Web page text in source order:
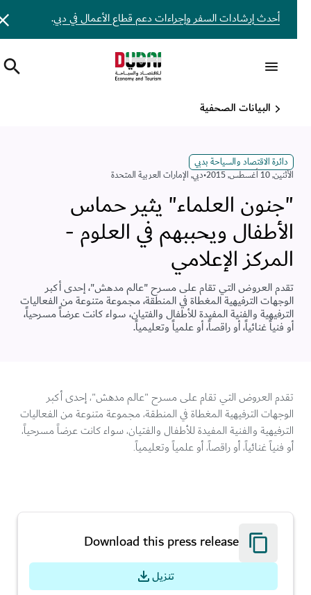
أحدث إرشادات السفر وإجراءات دعم قطاع الأعمال في دبي.
البيانات الصحفية
دائرة الاقتصاد والسياحة بدبي
اﻷثنين, 10 أغسطس, 2015
•دبي,الإمارات العربية المتحدة
"جنون العلماء" يثير حماس
الأطفال ويحببهم في العلوم -
المركز الإعلامي
تقدم العروض التي تقام على مسرح "عالم مدهش"، إحدى أكبر
الوجهات الترفيهية المغطاة في المنطقة، مجموعة متنوعة من الفعاليات
الترفيهية والفنية المفيدة للأطفال والفتيان، سواء كانت عرضاً مسرحياً،
أو فنياً غنائياً، أو راقصاً، أو علمياً وتعليمياً.
تقدم العروض التي تقام على مسرح "عالم مدهش"، إحدى أكبر
الوجهات الترفيهية المغطاة في المنطقة، مجموعة متنوعة من الفعاليات
الترفيهية والفنية المفيدة للأطفال والفتيان، سواء كانت عرضاً مسرحياً،
أو فنياً غنائياً، أو راقصاً، أو علمياً وتعليمياً.
Download this press release
تنزيل